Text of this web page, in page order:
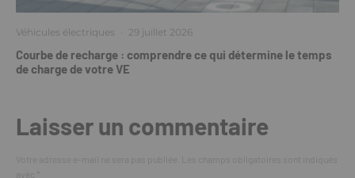
Véhicules électriques · 29 juillet 2026
Courbe de recharge : comprendre ce qui détermine le temps
de charge de votre VE
Laisser un commentaire